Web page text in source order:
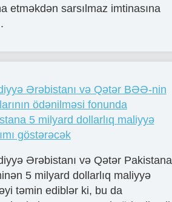
etməkdən sarsılmaz imtinasına
Ərəbistanı və Qətər BƏƏ-nin
ödənilməsi fonunda
5 milyard dollarlıq maliyyə
göstərəcək
Ərəbistanı və Qətər Pakistana
5 milyard dollarlıq maliyyə
təmin ediblər ki, bu da